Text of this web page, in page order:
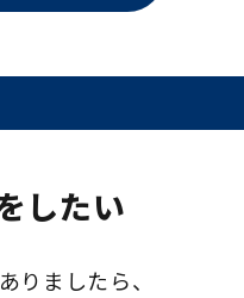
したい
りましたら、